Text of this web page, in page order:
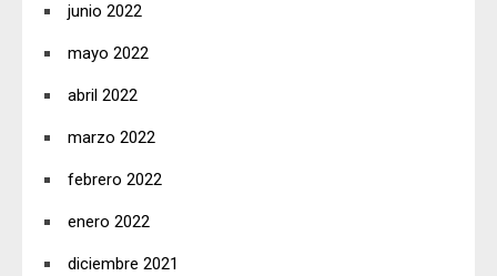
junio 2022
mayo 2022
abril 2022
marzo 2022
febrero 2022
enero 2022
diciembre 2021